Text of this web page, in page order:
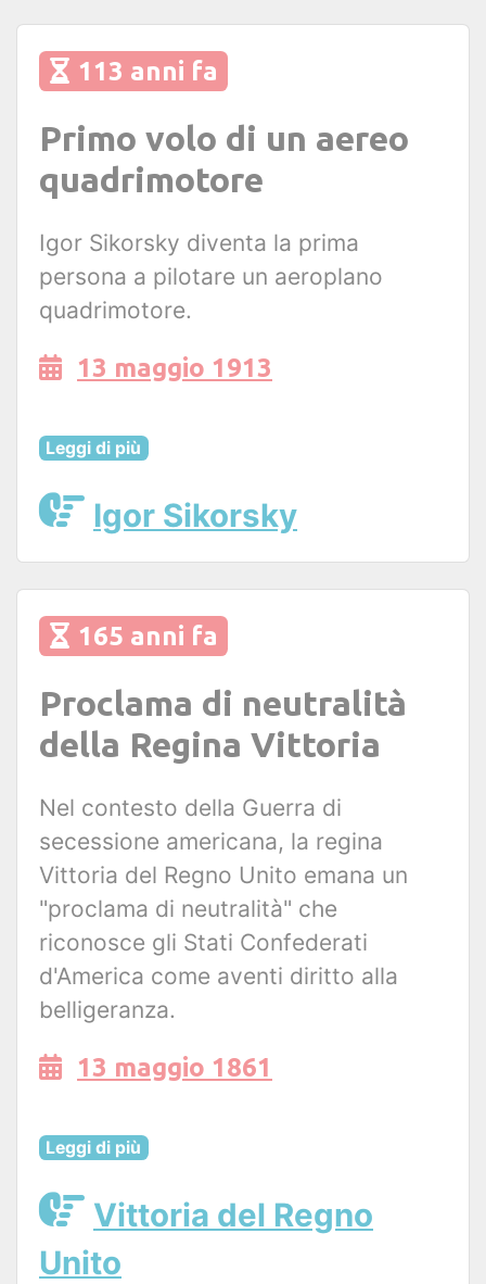
113 anni fa
Primo volo di un aereo
quadrimotore
Igor Sikorsky diventa la prima
persona a pilotare un aeroplano
quadrimotore.
13 maggio 1913
Leggi di più
Igor Sikorsky
165 anni fa
Proclama di neutralità
della Regina Vittoria
Nel contesto della Guerra di
secessione americana, la regina
Vittoria del Regno Unito emana un
"proclama di neutralità" che
riconosce gli Stati Confederati
d'America come aventi diritto alla
belligeranza.
13 maggio 1861
Leggi di più
Vittoria del Regno
Unito